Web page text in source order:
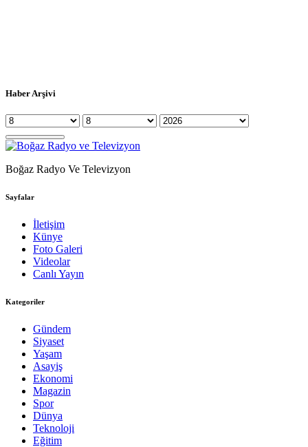
Haber Arşivi
Boğaz Radyo Ve Televizyon
Sayfalar
İletişim
Künye
Foto Galeri
Videolar
Canlı Yayın
Kategoriler
Gündem
Siyaset
Yaşam
Asayiş
Ekonomi
Magazin
Spor
Dünya
Teknoloji
Eğitim